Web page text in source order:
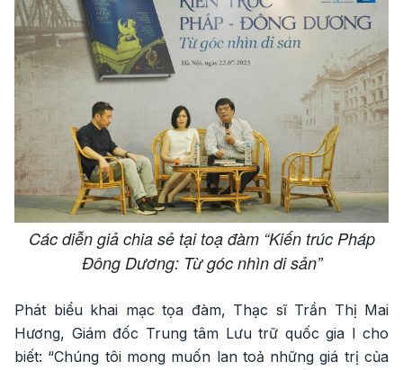
Các diễn giả chia sẻ tại toạ đàm “Kiến trúc Pháp
Đông Dương: Từ góc nhìn di sản”
Phát biểu khai mạc tọa đàm, Thạc sĩ Trần Thị Mai
Hương, Giám đốc Trung tâm Lưu trữ quốc gia I cho
biết: “Chúng tôi mong muốn lan toả những giá trị của